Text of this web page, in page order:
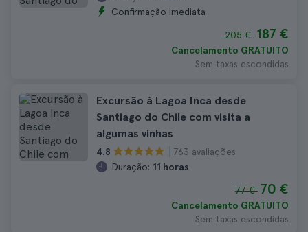
Confirmação imediata
205 € 187 €
Cancelamento GRATUITO
Sem taxas escondidas
Excursão à Lagoa Inca desde
Santiago do Chile com visita a
algumas vinhas
4.8
763 avaliações
Duração: 11 horas
77 € 70 €
Cancelamento GRATUITO
Sem taxas escondidas